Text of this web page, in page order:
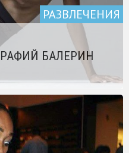
РАЗВЛЕЧЕНИЯ
БАЛЕРИН